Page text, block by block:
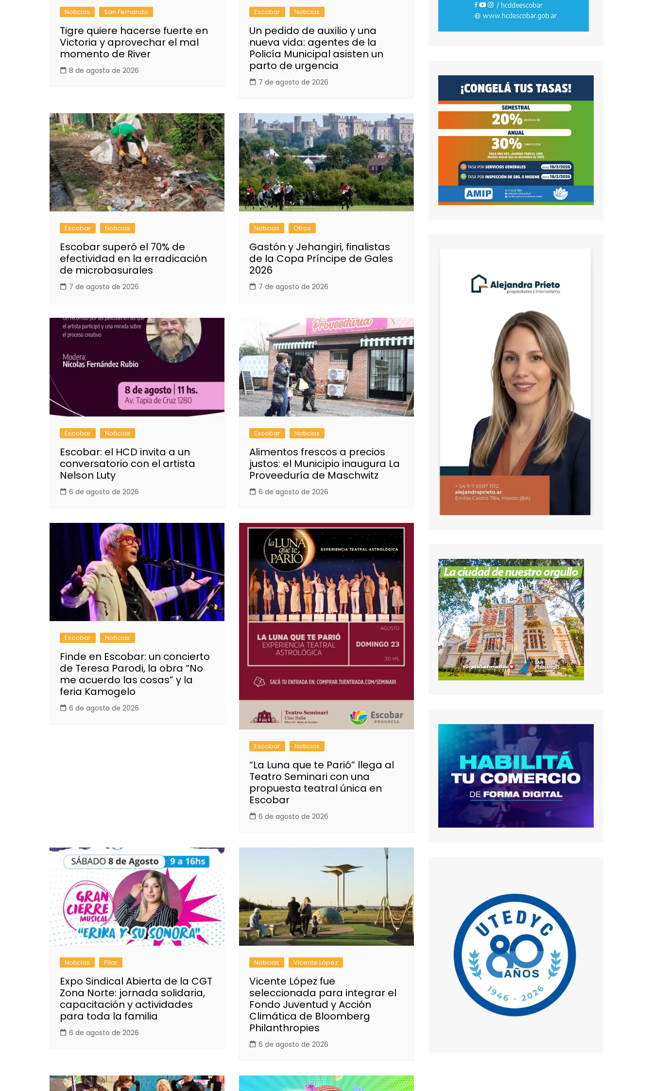
Noticias San Fernando
Tigre quiere hacerse fuerte en
Victoria y aprovechar el mal
momento de River
8 de agosto de 2026
Escobar Noticias
Un pedido de auxilio y una
nueva vida: agentes de la
Policía Municipal asisten un
parto de urgencia
7 de agosto de 2026
Escobar Noticias
Escobar superó el 70% de
efectividad en la erradicación
de microbasurales
7 de agosto de 2026
Noticias Otros
Gastón y Jehangiri, finalistas
de la Copa Príncipe de Gales
2026
7 de agosto de 2026
Escobar Noticias
Escobar: el HCD invita a un
conversatorio con el artista
Nelson Luty
6 de agosto de 2026
Escobar Noticias
Alimentos frescos a precios
justos: el Municipio inaugura La
Proveeduría de Maschwitz
6 de agosto de 2026
Escobar Noticias
Finde en Escobar: un concierto
de Teresa Parodi, la obra “No
me acuerdo las cosas” y la
feria Kamogelo
6 de agosto de 2026
Escobar Noticias
“La Luna que te Parió” llega al
Teatro Seminari con una
propuesta teatral única en
Escobar
6 de agosto de 2026
Noticias Pilar
Expo Sindical Abierta de la CGT
Zona Norte: jornada solidaria,
capacitación y actividades
para toda la familia
6 de agosto de 2026
Noticias Vicente López
Vicente López fue
seleccionada para integrar el
Fondo Juventud y Acción
Climática de Bloomberg
Philanthropies
6 de agosto de 2026